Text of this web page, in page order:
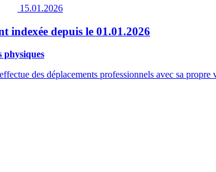
15.01.2026
indexée depuis le 01.01.2026
physiques
des déplacements professionnels avec sa